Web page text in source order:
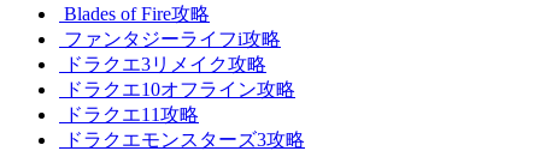
Blades of Fire攻略
ファンタジーライフi攻略
ドラクエ3リメイク攻略
ドラクエ10オフライン攻略
ドラクエ11攻略
ドラクエモンスターズ3攻略